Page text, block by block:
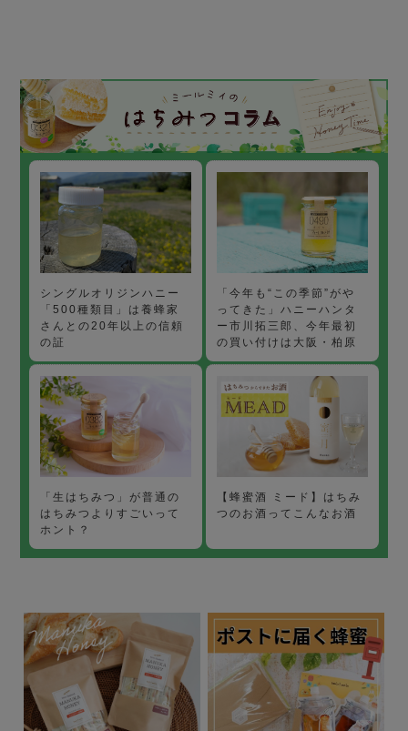
シングルオリジンハニー
「500種類目」は養蜂家
さんとの20年以上の信頼
の証
「今年も“この季節”がや
ってきた」ハニーハンタ
ー市川拓三郎、今年最初
の買い付けは大阪・柏原
「生はちみつ」が普通の
はちみつよりすごいって
ホント？
【蜂蜜酒 ミード】はちみ
つのお酒ってこんなお酒